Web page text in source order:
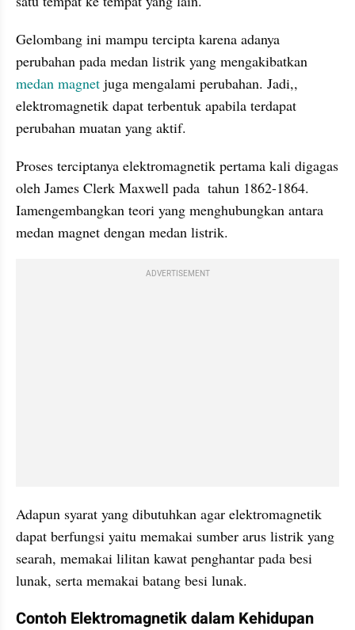
Gelombang ini mampu tercipta karena adanya
medan magnet juga mengalami perubahan. Jadi,,
elektromagnetik dapat terbentuk apabila terdapat
perubahan muatan yang aktif.
Proses terciptanya elektromagnetik pertama kali digagas
oleh James Clerk Maxwell pada  tahun 1862-1864.
Iamengembangkan teori yang menghubungkan antara
medan magnet dengan medan listrik.
ADVERTISEMENT
Adapun syarat yang dibutuhkan agar elektromagnetik
dapat berfungsi yaitu memakai sumber arus listrik yang
searah, memakai lilitan kawat penghantar pada besi
lunak, serta memakai batang besi lunak.
Contoh Elektromagnetik dalam Kehidupan